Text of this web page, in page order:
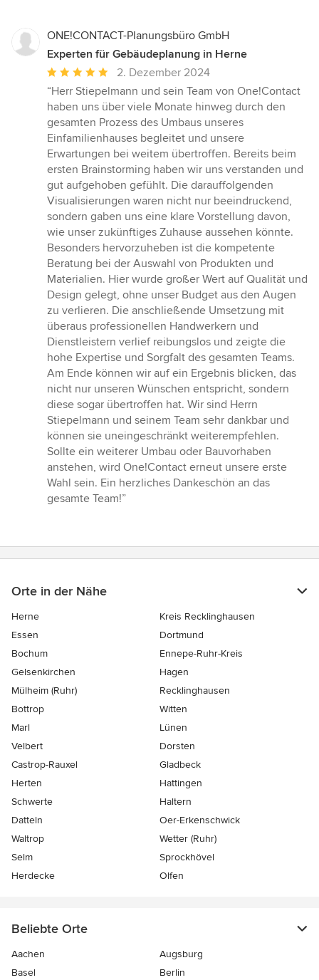
ONE!CONTACT-Planungsbüro GmbH
Experten für Gebäudeplanung in Herne
Durchschnittliche
Bewertung:
5
von
5
Sternen
2. Dezember 2024
“Herr Stiepelmann und sein Team von One!Contact
haben uns über viele Monate hinweg durch den
gesamten Prozess des Umbaus unseres
Einfamilienhauses begleitet und unsere
Erwartungen bei weitem übertroffen. Bereits beim
ersten Brainstorming haben wir uns verstanden und
gut aufgehoben gefühlt. Die darauffolgenden
Visualisierungen waren nicht nur beeindruckend,
sondern gaben uns eine klare Vorstellung davon,
wie unser zukünftiges Zuhause aussehen könnte.
Besonders hervorzuheben ist die kompetente
Beratung bei der Auswahl von Produkten und
Materialien. Hier wurde großer Wert auf Qualität und
Design gelegt, ohne unser Budget aus den Augen
zu verlieren. Die anschließende Umsetzung mit
überaus professionellen Handwerkern und
Dienstleistern verlief reibungslos und zeigte die
hohe Expertise und Sorgfalt des gesamten Teams.
Am Ende können wir auf ein Ergebnis blicken, das
nicht nur unseren Wünschen entspricht, sondern
diese sogar übertroffen hat. Wir sind Herrn
Stiepelmann und seinem Team sehr dankbar und
können sie uneingeschränkt weiterempfehlen.
Sollte ein weiterer Umbau oder Bauvorhaben
anstehen, wird One!Contact erneut unsere erste
Wahl sein. Ein herzliches Dankeschön an das
gesamte Team!”
Orte in der Nähe
Herne
Kreis Recklinghausen
Essen
Dortmund
Bochum
Ennepe-Ruhr-Kreis
Gelsenkirchen
Hagen
Mülheim (Ruhr)
Recklinghausen
Bottrop
Witten
Marl
Lünen
Velbert
Dorsten
Castrop-Rauxel
Gladbeck
Herten
Hattingen
Schwerte
Haltern
Datteln
Oer-Erkenschwick
Waltrop
Wetter (Ruhr)
Selm
Sprockhövel
Herdecke
Olfen
Beliebte Orte
Aachen
Augsburg
Basel
Berlin